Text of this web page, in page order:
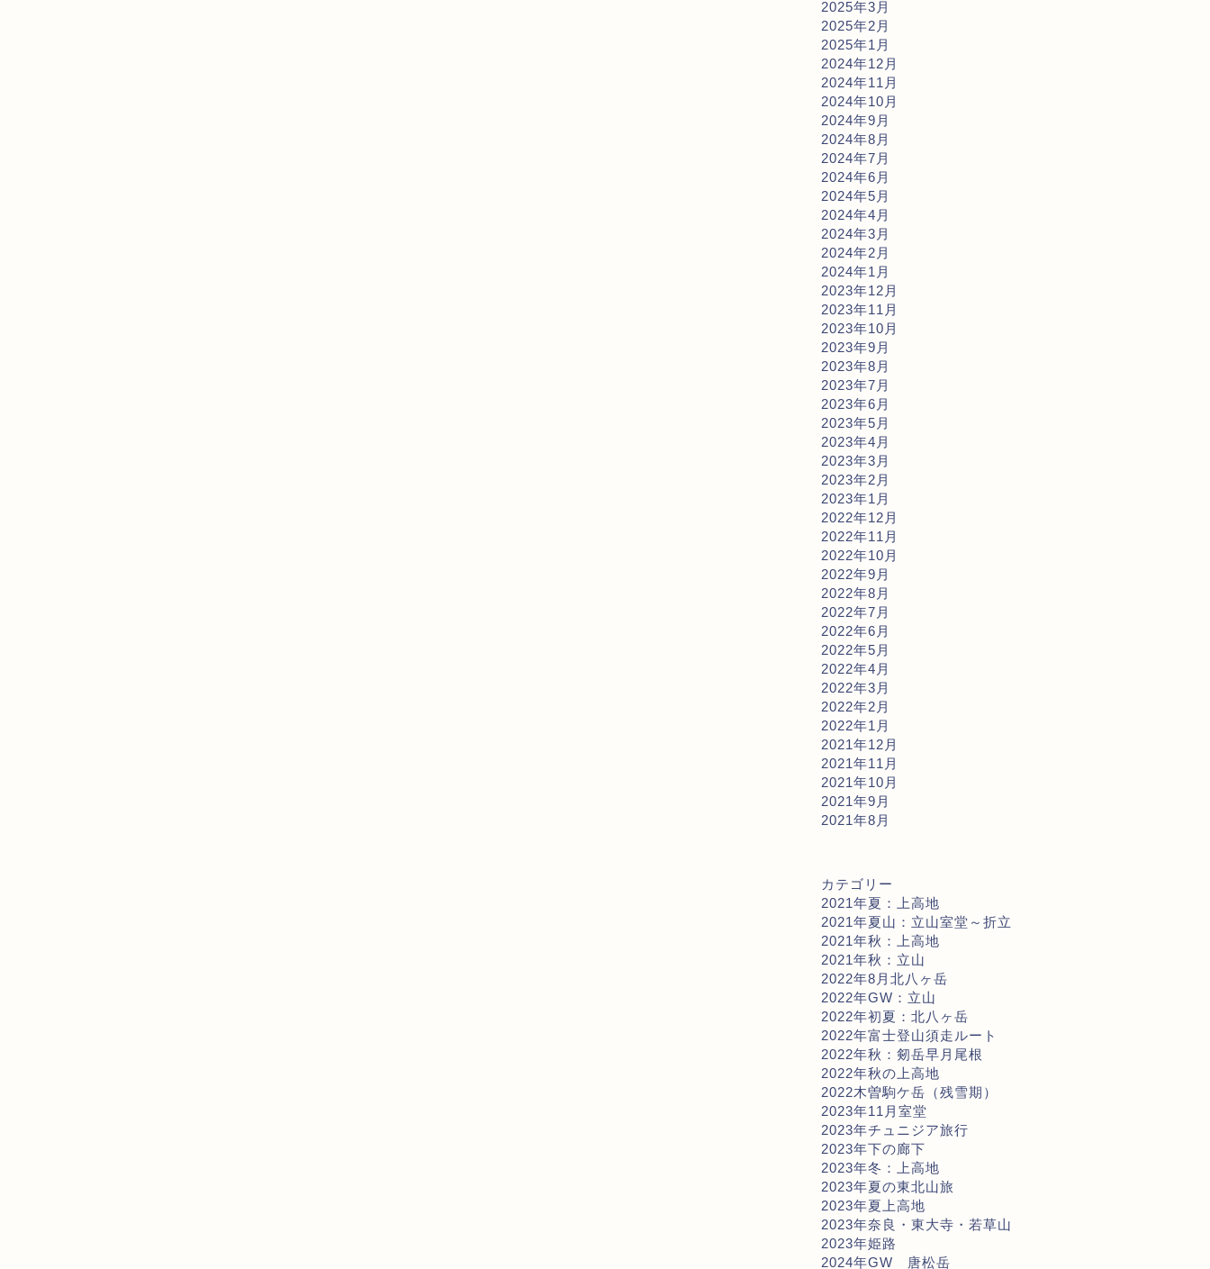
2025年3月
2025年2月
2025年1月
2024年12月
2024年11月
2024年10月
2024年9月
2024年8月
2024年7月
2024年6月
2024年5月
2024年4月
2024年3月
2024年2月
2024年1月
2023年12月
2023年11月
2023年10月
2023年9月
2023年8月
2023年7月
2023年6月
2023年5月
2023年4月
2023年3月
2023年2月
2023年1月
2022年12月
2022年11月
2022年10月
2022年9月
2022年8月
2022年7月
2022年6月
2022年5月
2022年4月
2022年3月
2022年2月
2022年1月
2021年12月
2021年11月
2021年10月
2021年9月
2021年8月
カテゴリー
2021年夏：上高地
2021年夏山：立山室堂～折立
2021年秋：上高地
2021年秋：立山
2022年8月北八ヶ岳
2022年GW：立山
2022年初夏：北八ヶ岳
2022年富士登山須走ルート
2022年秋：剱岳早月尾根
2022年秋の上高地
2022木曽駒ケ岳（残雪期）
2023年11月室堂
2023年チュニジア旅行
2023年下の廊下
2023年冬：上高地
2023年夏の東北山旅
2023年夏上高地
2023年奈良・東大寺・若草山
2023年姫路
2024年GW 唐松岳